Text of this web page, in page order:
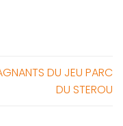
DU JEU PARC
DU STEROU